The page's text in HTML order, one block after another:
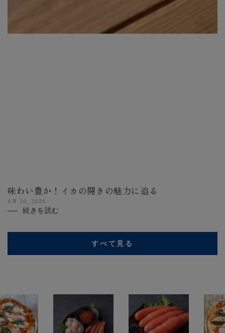
味わい豊か！イカの開きの魅力に迫る
6月 30, 2026
続きを読む
すべて見る